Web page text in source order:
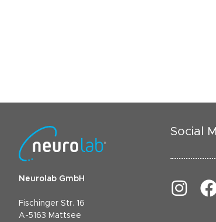
Neurolab GmbH
Fischinger Str. 16
A-5163 Mattsee
Social